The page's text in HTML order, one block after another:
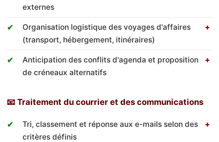
externes
Organisation logistique des voyages d'affaires
(transport, hébergement, itinéraires)
Anticipation des conflits d'agenda et proposition
de créneaux alternatifs
📧 Traitement du courrier et des communications
Tri, classement et réponse aux e-mails selon des
critères définis